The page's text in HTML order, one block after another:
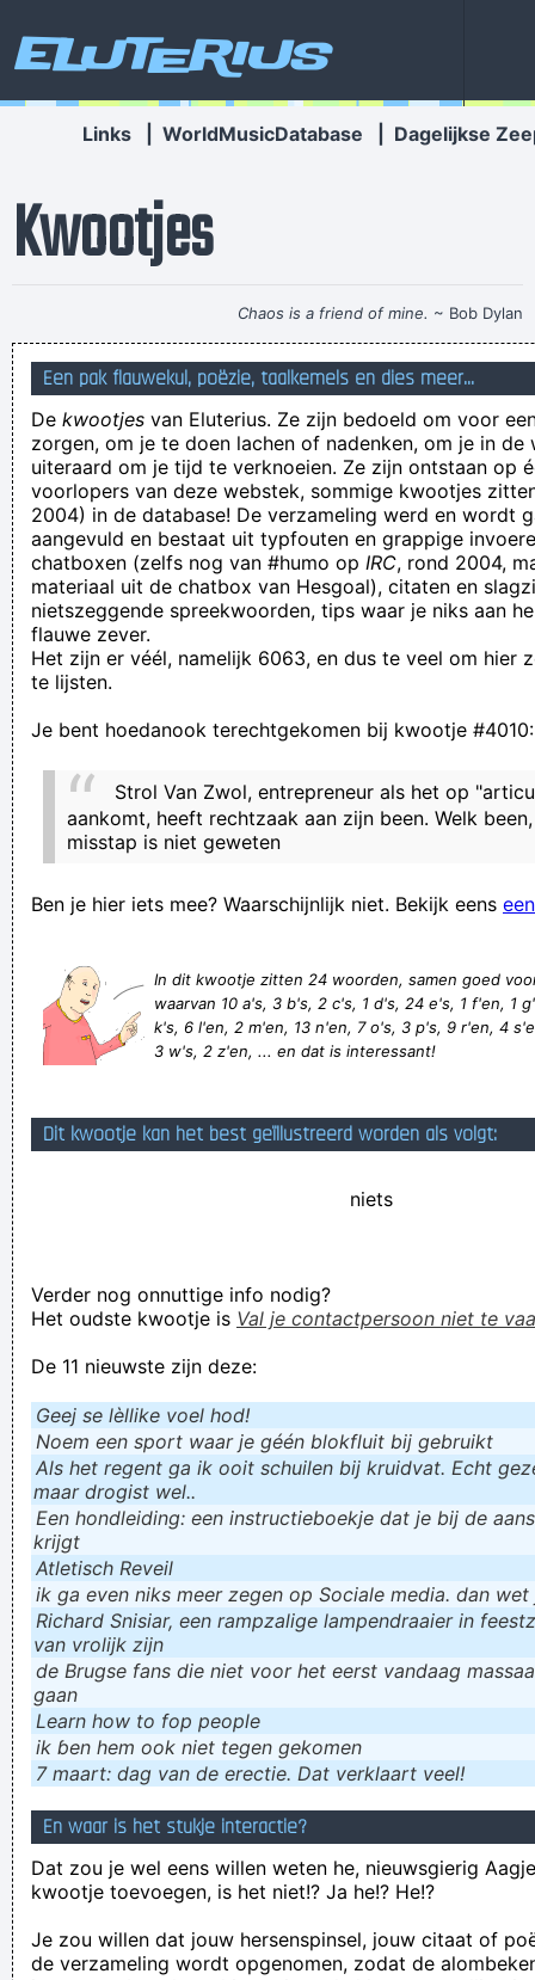
Eluterius
Links WorldMusicDatabase Dagelijkse
Kwootjes
Chaos is a friend of mine. ~ Bob Dylan
Sindie Verderp, een platte-aarde-aanhangster uit
Hondscloote, heeft onlangs een cursus "Onsuccesvol
cursussen volgen" gevolgd. Niet geslaagd helaas.
Zeehond? Waar is je zeemand dan?
Een echte man is hooligan
op een marmeren matras lig je harder dan in een moeras
Urinoir zijn hier de toiletten? Quoiblief?
U vindt dat we tijd en webruimte verknoeien? Wij ook, dus
Heeft er iemand toevallig nog iemand een zeef die ik ff mag
Toen Jezus over het water liep was het hartje winter.
God en de duivel bestaan enkel in de hoofden van degenen
die er bang voor zijn.
Heej dag Roel er zit een hond op jouw stoel! Heej ja heej ja
Ah, Satan sees Natasha!
onze tassen
is er avondrood gaan morgen de vrouwkes bloot
Verknoei je tijd op een nuttige manier!
Een pak flauwekul, poëzie, taalkemels en dies meer...
De kwootjes van Eluterius. Ze zijn bedoeld om voor
zorgen, om je te doen lachen of nadenken, om je in de
uiteraard om je tijd te verknoeien. Ze zijn ontstaan op
voorlopers van deze webstek, sommige kwootjes
2004) in de database! De verzameling werd en wordt
aangevuld en bestaat uit typfouten en grappige
chatboxen (zelfs nog van #humo op IRC, rond 2004,
materiaal uit de chatbox van Hesgoal), citaten en
nietszeggende spreekwoorden, tips waar je niks aan
flauwe zever.
Het zijn er véél, namelijk 6063, en dus te veel om hier
te lijsten.
Je bent hoedanook terechtgekomen bij kwootje #4010:
Strol Van Zwol, entrepreneur als het op
aankomt, heeft rechtzaak aan zijn been. Welk
misstap is niet geweten
Ben je hier iets mee? Waarschijnlijk niet. Bekijk eens
In dit kwootje zitten 24 woorden, samen goed
waarvan 10 a's, 3 b's, 2 c's, 1 d's, 24 e's, 1 f'en, 1
k's, 6 l'en, 2 m'en, 13 n'en, 7 o's, 3 p's, 9 r'en, 4
3 w's, 2 z'en, ... en dat is interessant!
Dit kwootje kan het best geïllustreerd worden als volgt:
niets
Verder nog onnuttige info nodig?
Het oudste kwootje is Val je contactpersoon niet te
De 11 nieuwste zijn deze:
Geej se lèllike voel hod!
Noem een sport waar je géén blokfluit bij gebruikt
Als het regent ga ik ooit schuilen bij kruidvat. Echt
maar drogist wel..
Een hondleiding: een instructieboekje dat je bij de
krijgt
Atletisch Reveil
ik ga even niks meer zegen op Sociale media. dan
Richard Snisiar, een rampzalige lampendraaier in
van vrolijk zijn
de Brugse fans die niet voor het eerst vandaag
gaan
Learn how to fop people
ik ɓen hem ook niet tegen gekomen
7 maart: dag van de erectie. Dat verklaart veel!
En waar is het stukje interactie?
Dat zou je wel eens willen weten he, nieuwsgierig
kwootje toevoegen, is het niet!? Ja he!? He!?
Je zou willen dat jouw hersenspinsel, jouw citaat of
de verzameling wordt opgenomen, zodat de